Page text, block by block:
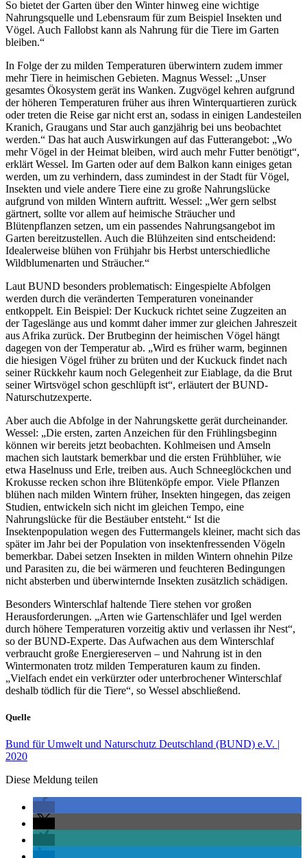
So bietet der Garten über den Winter hinweg eine wichtige
Nahrungsquelle und Lebensraum für zum Beispiel Insekten und
Vögel. Auch Fallobst kann als Nahrung für die Tiere im Garten
bleiben.“
In Folge der zu milden Temperaturen überwintern zudem immer
mehr Tiere in heimischen Gebieten. Magnus Wessel: „Unser
gesamtes Ökosystem gerät ins Wanken. Zugvögel kehren aufgrund
der höheren Temperaturen früher aus ihren Winterquartieren zurück
oder treten die Reise gar nicht erst an, sodass in einigen Landesteilen
Kranich, Graugans und Star auch ganzjährig bei uns beobachtet
werden.“ Das hat auch Auswirkungen auf das Futterangebot: „Wo
mehr Vögel in der Heimat bleiben, wird auch mehr Futter benötigt“,
erklärt Wessel. Im Garten oder auf dem Balkon kann einiges getan
werden, um zu verhindern, dass zumindest in der Stadt für Vögel,
Insekten und viele andere Tiere eine zu große Nahrungslücke
aufgrund von milden Wintern auftritt. Wessel: „Wer gern selbst
gärtnert, sollte vor allem auf heimische Sträucher und
Blütenpflanzen setzen, um ein passendes Nahrungsangebot im
Garten bereitzustellen. Auch die Blühzeiten sind entscheidend:
Idealerweise blühen von Frühjahr bis Herbst unterschiedliche
Wildblumenarten und Sträucher.“
Laut BUND besonders problematisch: Eingespielte Abfolgen
werden durch die veränderten Temperaturen voneinander
entkoppelt. Ein Beispiel: Der Kuckuck richtet seine Zugzeiten an
der Tageslänge aus und kommt daher immer zur gleichen Jahreszeit
aus Afrika zurück. Der Brutbeginn der heimischen Vögel hängt
dagegen von der Temperatur ab. „Wird es früher warm, beginnen
die hiesigen Vögel früher zu brüten und der Kuckuck findet nach
seiner Rückkehr kaum noch Gelegenheit zur Eiablage, da die Brut
seiner Wirtsvögel schon geschlüpft ist“, erläutert der BUND-
Naturschutzexperte.
Aber auch die Abfolge in der Nahrungskette gerät durcheinander.
Wessel: „Die ersten, zarten Anzeichen für den Frühlingsbeginn
können wir bereits jetzt beobachten. Kohlmeisen und Amseln
machen sich lautstark bemerkbar und die ersten Frühblüher, wie
etwa Haselnuss und Erle, treiben aus. Auch Schneeglöckchen und
Krokusse recken schon ihre Blütenköpfe empor. Viele Pflanzen
blühen nach milden Wintern früher, Insekten hingegen, das zeigen
Studien, entwickeln sich nicht im gleichen Tempo, eine
Nahrungslücke für die Bestäuber entsteht.“ Ist die
Insektenpopulation wegen des Futtermangels kleiner, macht sich das
später im Jahr bei der Population von insektenfressenden Vögeln
bemerkbar. Dabei setzen Insekten in milden Wintern ohnehin Pilze
und Parasiten zu, die bei wärmeren und feuchteren Bedingungen
nicht absterben und überwinternde Insekten zusätzlich schädigen.
Besonders Winterschlaf haltende Tiere stehen vor großen
Herausforderungen. „Arten wie Gartenschläfer und Igel werden
durch höhere Temperaturen vorzeitig aktiv und verlassen ihr Nest“,
so der BUND-Experte. Das Aufwachen aus dem Winterschlaf
verbraucht große Energiereserven – und Nahrung ist in den
Wintermonaten trotz milden Temperaturen kaum zu finden.
„Vielfach endet ein verkürzter oder unterbrochener Winterschlaf
deshalb tödlich für die Tiere“, so Wessel abschließend.
Quelle
Bund für Umwelt und Naturschutz Deutschland (BUND) e.V. |
2020
Diese Meldung teilen